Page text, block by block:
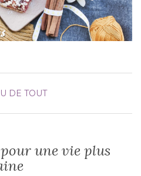
DE TOUT
une vie plus